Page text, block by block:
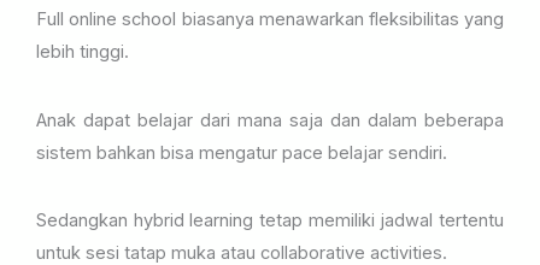
Full online school biasanya menawarkan fleksibilitas yang
lebih tinggi.
Anak dapat belajar dari mana saja dan dalam beberapa
sistem bahkan bisa mengatur pace belajar sendiri.
Sedangkan hybrid learning tetap memiliki jadwal tertentu
untuk sesi tatap muka atau collaborative activities.